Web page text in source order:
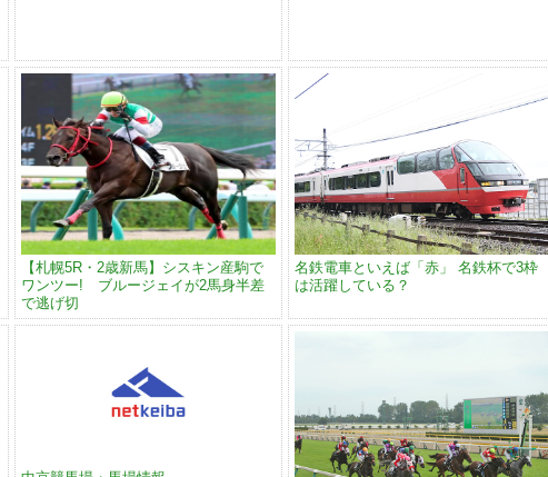
【札幌5R・2歳新馬】シスキン産駒で
ワンツー! ブルージェイが2馬身半差
で逃げ切
名鉄電車といえば「赤」 名鉄杯で3枠
は活躍している？